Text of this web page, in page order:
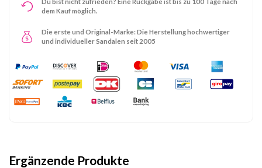
dem Kauf möglich.
Die erste und Original-Marke: Die Herstellung hochwertiger
und individueller Sandalen seit 2005
Ergänzende Produkte